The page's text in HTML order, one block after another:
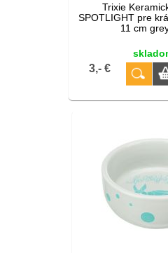
Trixie
SPOTLIGHT pre
11 cm
3,- €